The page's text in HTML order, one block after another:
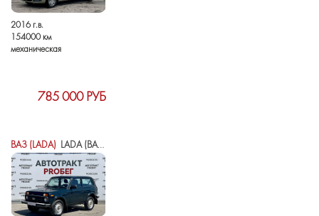
2016 г.в.
154000 км
механическая
785 000 РУБ
ВАЗ (LADA) LADA (ВАЗ) NIVA LEGEND I